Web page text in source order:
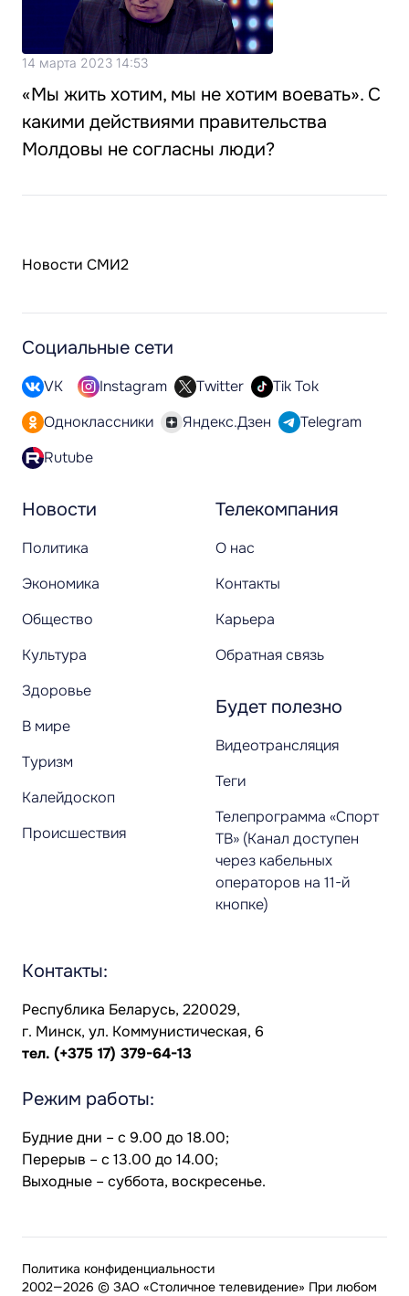
14 марта 2023 14:53
«Мы жить хотим, мы не хотим воевать». С
какими действиями правительства
Молдовы не согласны люди?
Новости СМИ2
Новости
Политика
Экономика
Общество
Культура
Здоровье
В мире
Туризм
Калейдоскоп
Происшествия
Телекомпания
О нас
Контакты
Карьера
Обратная связь
Будет полезно
Видеотрансляция
Теги
Телепрограмма «Спорт
ТВ» (Канал доступен
через кабельных
операторов на 11-й
кнопке)
Социальные сети
VK Instagram Twitter
Tik Tok
Одноклассники
Яндекс.Дзен
Telegram
Rutube
Контакты:
Республика Беларусь, 220029,
г. Минск, ул. Коммунистическая, 6
тел. (+375 17) 379-64-13
Режим работы:
Будние дни – с 9.00 до 18.00;
Перерыв – с 13.00 до 14.00;
Выходные – суббота, воскресенье.
2002—2026 © ЗАО «Столичное телевидение» При любом
Политика конфиденциальности